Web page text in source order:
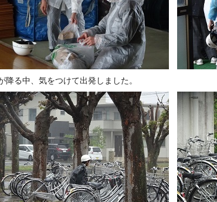
降る中、気をつけて出発しました。